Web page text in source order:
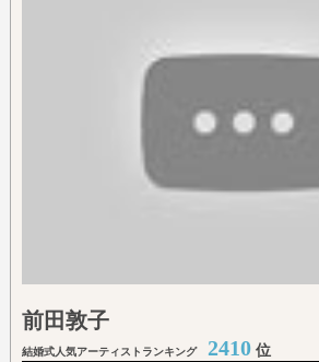
前田敦子
結婚式人気アーティストランキング 2410 位